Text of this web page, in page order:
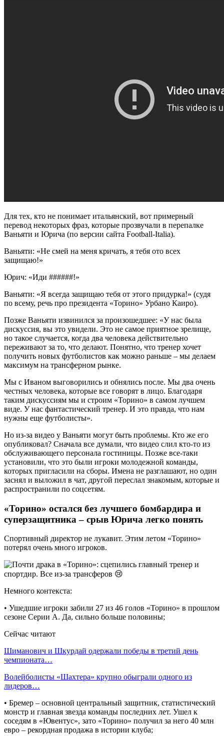
Для тех, кто не понимает итальянский, вот примерный
перевод некоторых фраз, которые прозвучали в перепалке
Ваньяти и Юрича (по версии cайта Football-Italia).
Ваньяти: «Не смей на меня кричать, я тебя ото всех
защищаю!»
Юрич: «Иди ######!»
Ваньяти: «Я всегда защищаю тебя от этого придурка!» (судя
по всему, речь про президента «Торино» Урбано Каиро).
Позже Ваньяти извинился за произошедшее: «У нас была
дискуссия, вы это увидели. Это не самое приятное зрелище,
но такое случается, когда два человека действительно
переживают за то, что делают. Понятно, что тренер хочет
получить новых футболистов как можно раньше – мы делаем
максимум на трансферном рынке.
Мы с Иваном выговорились и обнялись после. Мы два очень
честных человека, которые все говорят в лицо. Благодаря
таким дискуссиям мы и строим «Торино» в самом лучшем
виде. У нас фантастический тренер. И это правда, что нам
нужны еще футболисты».
Но из-за видео у Ваньяти могут быть проблемы. Кто же его
опубликовал? Сначала все думали, что видео слил кто-то из
обслуживающего персонала гостиницы. Позже все-таки
установили, что это были игроки молодежной команды,
которых пригласили на сборы. Имена не разглашают, но один
заснял и выложил в чат, другой переслал знакомым, которые и
распространили по соцсетям.
«Торино» остался без лучшего бомбардира и
суперзащитника – срыв Юрича легко понять
Спортивный директор не лукавит. Этим летом «Торино»
потерял очень много игроков.
Немного контекста:
• Ушедшие игроки забили 27 из 46 голов «Торино» в прошлом
сезоне Серии А. Да, сильно больше половины;
Сейчас читают
Шиманович и Шкурдай одержали победы в третий день
чемпионата…
Волейболисты «Шахтера» крупно обыграли одного из
лидеров…
• Бремер – основной центральный защитник, статистический
монстр и главная звезда команды последних лет. Ушел к
соседям в «Ювентус», зато «Торино» получил за него 40 млн
евро – рекордная продажа в истории клуба;